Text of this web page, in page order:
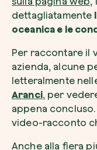
dettagliatamente
oceanica e le
Per raccontare il
azienda, alcune
letteralmente
Aranci, per
appena
video-racconto
Anche alla fiera